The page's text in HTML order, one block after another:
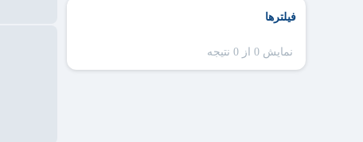
فیلترها
نمایش 0 از 0 نتیجه